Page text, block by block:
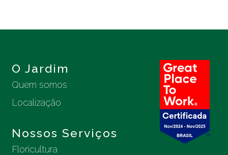
O Jardim
Quem somos
Localização
Nossos Serviços
Floricultura